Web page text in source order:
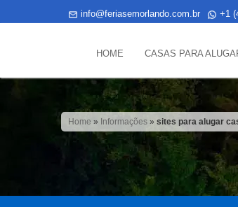
info@feriasemorlando.com.br +1
HOME CASAS PARA
Home » Informações »sites para alugar